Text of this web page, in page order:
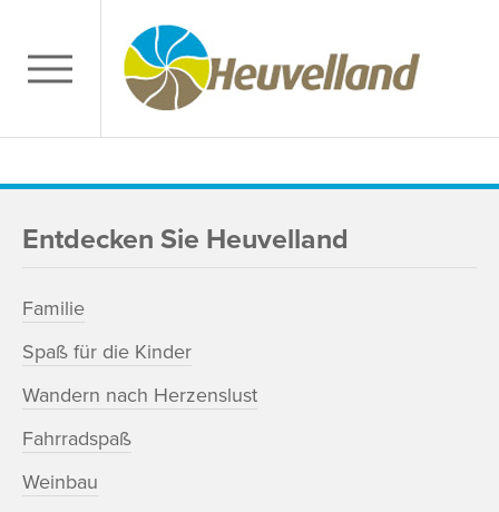
Entdecken Sie Heuvelland
Familie
Spaß für die Kinder
Wandern nach Herzenslust
Fahrradspaß
Weinbau